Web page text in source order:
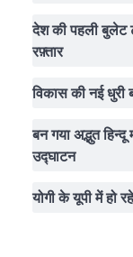
देश की पहली बुलेट
रफ़्तार
विकास की नई धुरी
बन गया अद्भुत
उद्घाटन
योगी के यूपी में हो